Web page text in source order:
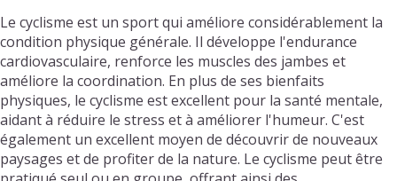
Le cyclisme est un sport qui améliore considérablement la
condition physique générale. Il développe l'endurance
cardiovasculaire, renforce les muscles des jambes et
améliore la coordination. En plus de ses bienfaits
physiques, le cyclisme est excellent pour la santé mentale,
aidant à réduire le stress et à améliorer l'humeur. C'est
également un excellent moyen de découvrir de nouveaux
paysages et de profiter de la nature. Le cyclisme peut être